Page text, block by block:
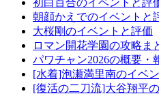
初白百合のイベントと評
朝顔かえでのイベントと
大桜剛のイベントと評価
ロマン開花学園の攻略ま
パワチャン2026の概要・
[水着]泡瀬満里南のイベ
[復活の二刀流]大谷翔平